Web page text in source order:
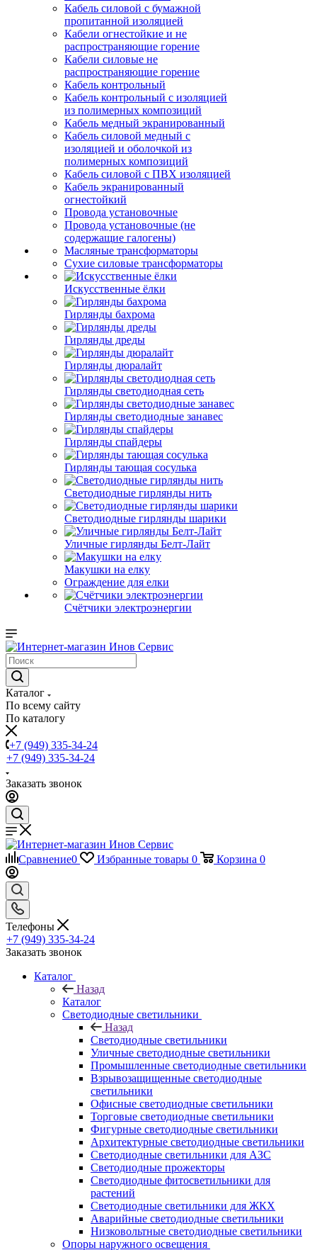
Кабель силовой с бумажной
пропитанной изоляцией
Кабели огнестойкие и не
распространяющие горение
Кабели силовые не
распространяющие горение
Кабель контрольный
Кабель контрольный с изоляцией
из полимерных композиций
Кабель медный экранированный
Кабель силовой медный с
изоляцией и оболочкой из
полимерных композиций
Кабель силовой с ПВХ изоляцией
Кабель экранированный
огнестойкий
Провода установочные
Провода установочные (не
содержащие галогены)
Масляные трансформаторы
Сухие силовые трансформаторы
Искусственные ёлки
Гирлянды бахрома
Гирлянды дреды
Гирлянды дюралайт
Гирлянды светодиодная сеть
Гирлянды светодиодные занавес
Гирлянды спайдеры
Гирлянды тающая сосулька
Светодиодные гирлянды нить
Светодиодные гирлянды шарики
Уличные гирлянды Белт-Лайт
Макушки на елку
Ограждение для елки
Счётчики электроэнергии
Каталог
По всему сайту
По каталогу
+7 (949) 335-34-24
+7 (949) 335-34-24
Заказать звонок
Сравнение0 Избранные товары 0 Корзина 0
Телефоны
+7 (949) 335-34-24
Заказать звонок
Каталог
Назад
Каталог
Светодиодные светильники
Назад
Светодиодные светильники
Уличные светодиодные светильники
Промышленные светодиодные светильники
Взрывозащищенные светодиодные
светильники
Офисные светодиодные светильники
Торговые светодиодные светильники
Фигурные светодиодные светильники
Архитектурные светодиодные светильники
Светодиодные светильники для АЗС
Светодиодные прожекторы
Светодиодные фитосветильники для
растений
Светодиодные светильники для ЖКХ
Аварийные светодиодные светильники
Низковольтные светодиодные светильники
Опоры наружного освещения